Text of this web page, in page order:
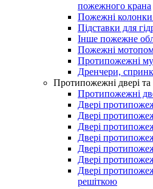
пожежного крана
Пожежні колонки
Підставки для
Інше пожежне
Пожежні
Протипожежні
Дренчери,
Протипожежні двері
Протипожежні
Двері
Двері
Двері
Двері
Двері
Двері
Двері
решіткою